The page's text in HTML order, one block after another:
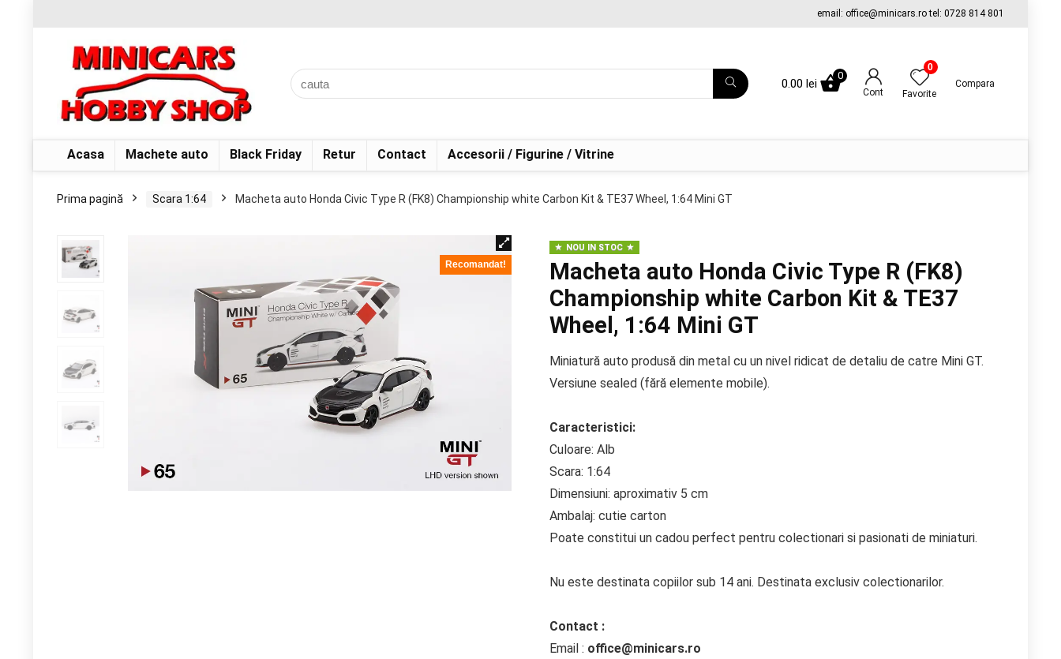
email: office@minicars.ro tel: 0728 814 801
0.00 lei
0
Cont
0
Favorite
Compara
Acasa Machete auto Black Friday Retur Contact Accesorii / Figurine / Vitrine
Prima pagină Scara 1:64 Macheta auto Honda Civic Type R (FK8) Championship white Carbon Kit & TE37 Wheel, 1:64 Mini GT
Recomandat!
NOU IN STOC
Macheta auto Honda Civic Type R (FK8)
Championship white Carbon Kit & TE37
Wheel, 1:64 Mini GT
Miniatură auto produsă din metal cu un nivel ridicat de detaliu de catre Mini GT.
Versiune sealed (fără elemente mobile).
Caracteristici:
Culoare: Alb
Scara: 1:64
Dimensiuni: aproximativ 5 cm
Ambalaj: cutie carton
Poate constitui un cadou perfect pentru colectionari si pasionati de miniaturi.
Nu este destinata copiilor sub 14 ani. Destinata exclusiv colectionarilor.
Contact :
Email : office@minicars.ro